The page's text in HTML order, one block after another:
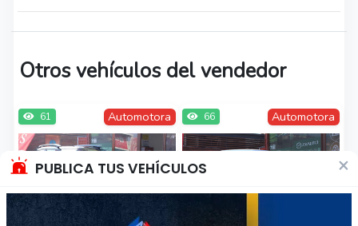
PUBLICA TUS VEHÍCULOS ×
Otros vehículos del vendedor
Automotora
61 Automotora
66